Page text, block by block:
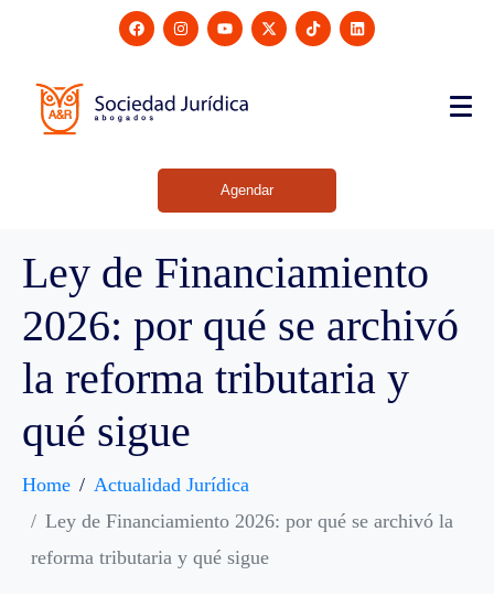
Agendar
Ley de Financiamiento
2026: por qué se archivó
la reforma tributaria y
qué sigue
Home
Actualidad Jurídica
Ley de Financiamiento 2026: por qué se archivó la
reforma tributaria y qué sigue